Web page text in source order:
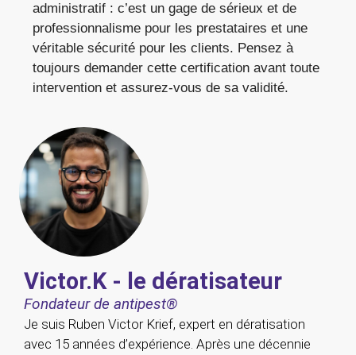
administratif : c’est un gage de sérieux et de
professionnalisme pour les prestataires et une
véritable sécurité pour les clients. Pensez à
toujours demander cette certification avant toute
intervention et assurez-vous de sa validité.
Victor.K - le dératisateur
Fondateur de antipest®
Je suis Ruben Victor Krief, expert en dératisation
avec 15 années d’expérience. Après une décennie